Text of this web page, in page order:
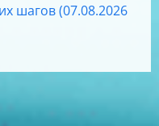
шагов (07.08.2026